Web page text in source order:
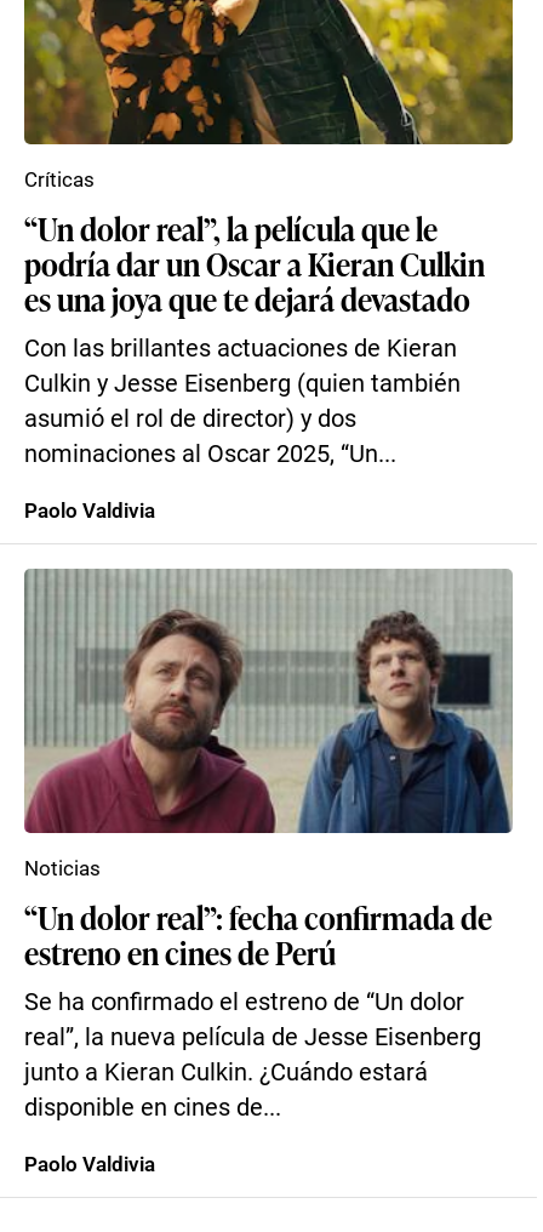
“Un dolor real”, la película que le
podría dar un Oscar a Kieran Culkin
es una joya que te dejará devastado
Con las brillantes actuaciones de Kieran
Culkin y Jesse Eisenberg (quien también
asumió el rol de director) y dos
nominaciones al Oscar 2025, “Un...
Críticas
Paolo Valdivia
“Un dolor real”: fecha confirmada de
estreno en cines de Perú
Se ha confirmado el estreno de “Un dolor
real”, la nueva película de Jesse Eisenberg
junto a Kieran Culkin. ¿Cuándo estará
disponible en cines de...
Noticias
Paolo Valdivia